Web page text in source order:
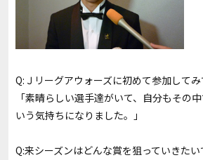
Q:Ｊリーグアウォーズに初めて参加して
「素晴らしい選手達がいて、自分もその
いう気持ちになりました。」
Q:来シーズンはどんな賞を狙っていきたい